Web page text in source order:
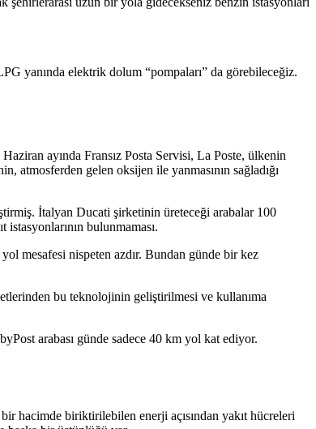
yanında elektrik dolum “pompaları” da görebileceğiz.
ayında Fransız Posta Servisi, La Poste, ülkenin
atmosferden gelen oksijen ile yanmasının sağladığı
İtalyan Ducati şirketinin üreteceği arabalar 100
bulunmaması.
mesafesi nispeten azdır. Bundan günde bir kez
bu teknolojinin geliştirilmesi ve kullanıma
arabası günde sadece 40 km yol kat ediyor.
hacimde biriktirilebilen enerji açısından yakıt hücreleri